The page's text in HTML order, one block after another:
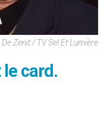
Zenit / TV Sel Et Lumière
le card.